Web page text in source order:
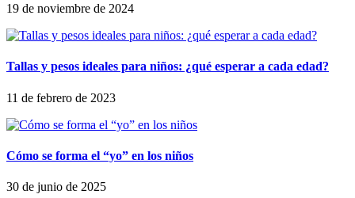
19 de noviembre de 2024
Tallas y pesos ideales para niños: ¿qué esperar a cada edad?
11 de febrero de 2023
Cómo se forma el “yo” en los niños
30 de junio de 2025